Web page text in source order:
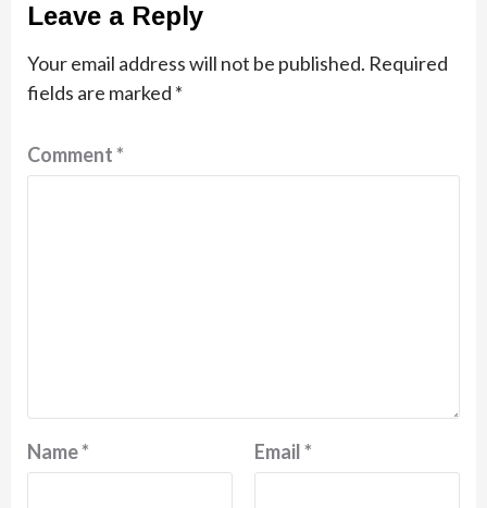
Leave a Reply
Your email address will not be published. Required
fields are marked *
Comment*
Name* Email*